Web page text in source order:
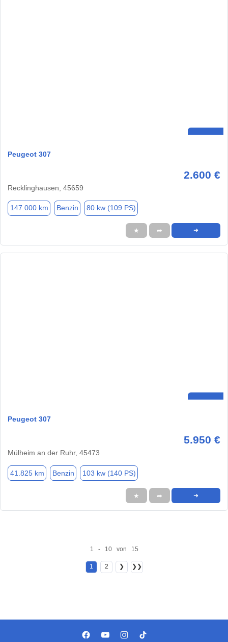
Peugeot 307
2.600 €
Recklinghausen, 45659
147.000 km Benzin 80 kw (109 PS)
★ ➦ ➜
Peugeot 307
5.950 €
Mülheim an der Ruhr, 45473
41.825 km Benzin 103 kw (140 PS)
★ ➦ ➜
1 - 10 von 15
1 2 ❯ ❯❯